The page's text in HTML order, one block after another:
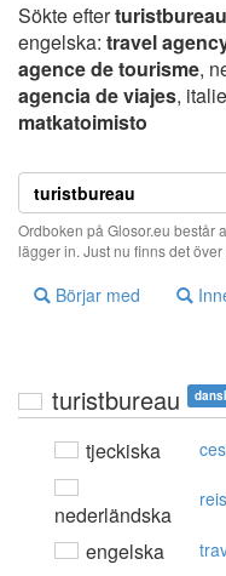
Sökte efterturistbureau
engelska: travel
agence de tourisme,
agencia de viajes,
matkatoimisto
Ordboken på Glosor.eu består
lägger in. Just nu finns det över
Börjar med
turistbureau
tjeckiska
nederländska
engelska